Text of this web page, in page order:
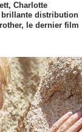
Charlotte
distribution
le dernier film